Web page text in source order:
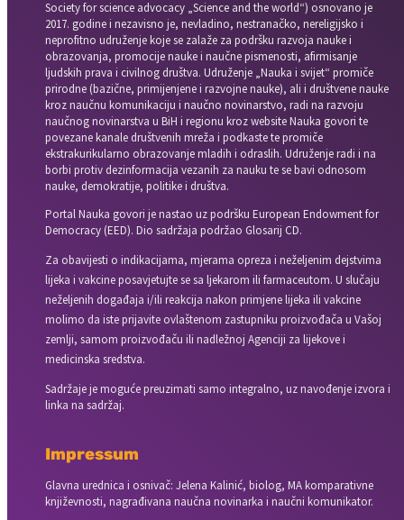
Society for science advocacy „Science and the world“) osnovano je
2017. godine i nezavisno je, nevladino, nestranačko, nereligijsko i
neprofitno udruženje koje se zalaže za podršku razvoja nauke i
obrazovanja, promocije nauke i naučne pismenosti, afirmisanje
ljudskih prava i civilnog društva. Udruženje „Nauka i svijet“ promiče
prirodne (bazične, primijenjene i razvojne nauke), ali i društvene nauke
kroz naučnu komunikaciju i naučno novinarstvo, radi na razvoju
naučnog novinarstva u BiH i regionu kroz website Nauka govori te
povezane kanale društvenih mreža i podkaste te promiče
ekstrakurikularno obrazovanje mladih i odraslih. Udruženje radi i na
borbi protiv dezinformacija vezanih za nauku te se bavi odnosom
nauke, demokratije, politike i društva.
Portal Nauka govori je nastao uz podršku European Endowment for
Democracy (EED). Dio sadržaja podržao Glosarij CD.
Za obavijesti o indikacijama, mjerama opreza i neželjenim dejstvima
lijeka i vakcine posavjetujte se sa ljekarom ili farmaceutom. U slučaju
neželjenih događaja i/ili reakcija nakon primjene lijeka ili vakcine
molimo da iste prijavite ovlaštenom zastupniku proizvođača u Vašoj
zemlji, samom proizvođaču ili nadležnoj Agenciji za lijekove i
medicinska sredstva.
Sadržaje je moguće preuzimati samo integralno, uz navođenje izvora i
linka na sadržaj.
Impressum
Glavna urednica i osnivač: Jelena Kalinić, biolog, MA komparativne
književnosti, nagrađivana naučna novinarka i naučni komunikator.